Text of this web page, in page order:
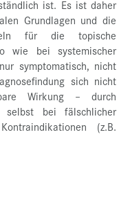
ist. Es ist daher
Grundlagen und die
für die topische
wie bei systemischer
symptomatisch, nicht
sich nicht
Wirkung – durch
selbst bei fälschlicher
(z.B.